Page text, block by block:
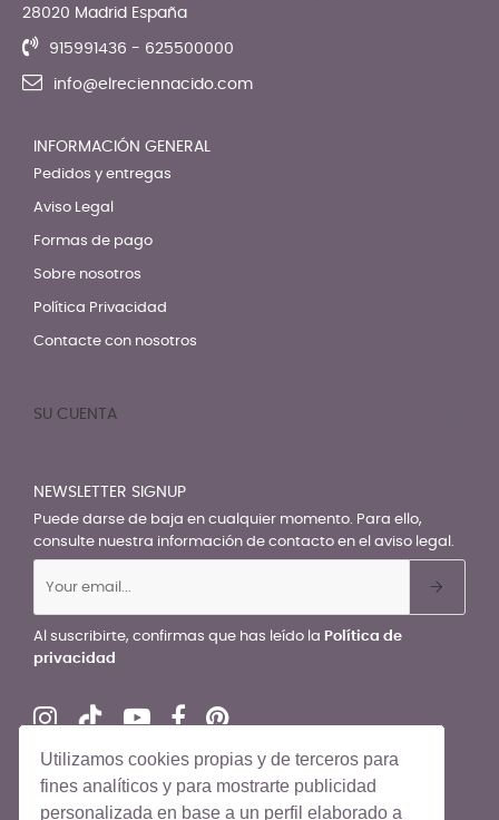
Utilizamos cookies propias y de terceros para
fines analíticos y para mostrarte publicidad
personalizada en base a un perfil elaborado a
28020 Madrid España
915991436 - 625500000
info@elreciennacido.com
INFORMACIÓN GENERAL
Pedidos y entregas
Aviso Legal
Formas de pago
Sobre nosotros
Política Privacidad
Contacte con nosotros
SU CUENTA
NEWSLETTER SIGNUP
Puede darse de baja en cualquier momento. Para ello,
consulte nuestra información de contacto en el aviso legal.
Al suscribirte, confirmas que has leído la Política de
privacidad